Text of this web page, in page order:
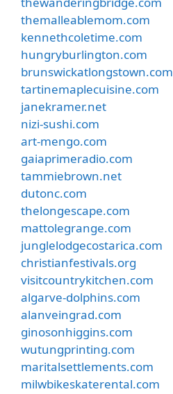
themalleablemom.com
kennethcoletime.com
hungryburlington.com
brunswickatlongstown.com
tartinemaplecuisine.com
janekramer.net
nizi-sushi.com
art-mengo.com
gaiaprimeradio.com
tammiebrown.net
dutonc.com
thelongescape.com
mattolegrange.com
junglelodgecostarica.com
christianfestivals.org
visitcountrykitchen.com
algarve-dolphins.com
alanveingrad.com
ginosonhiggins.com
wutungprinting.com
maritalsettlements.com
milwbikeskaterental.com